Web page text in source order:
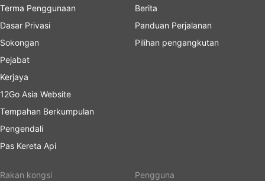
Terma Penggunaan
Dasar Privasi
Sokongan
Pejabat
Kerjaya
12Go Asia Website
Tempahan Berkumpulan
Pengendali
Pas Kereta Api
Berita
Panduan Perjalanan
Pilihan pengangkutan
Rakan kongsi
Pengguna